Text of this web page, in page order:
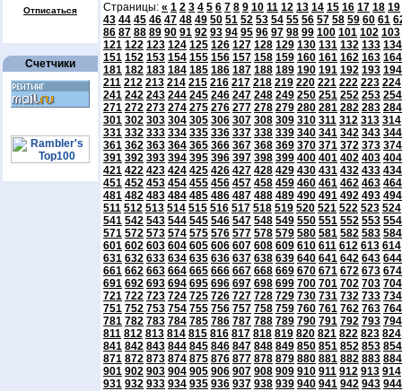
Отписаться
Счетчики
Страницы: « 1 2 3 4 5 6 7 8 9 10 11 12 13 14 15 16 17 18 19
43 44 45 46 47 48 49 50 51 52 53 54 55 56 57 58 59 60 61
86 87 88 89 90 91 92 93 94 95 96 97 98 99 100 101 102 103
121 122 123 124 125 126 127 128 129 130 131 132 133 134
151 152 153 154 155 156 157 158 159 160 161 162 163 164
181 182 183 184 185 186 187 188 189 190 191 192 193 194
211 212 213 214 215 216 217 218 219 220 221 222 223 224
241 242 243 244 245 246 247 248 249 250 251 252 253 254
271 272 273 274 275 276 277 278 279 280 281 282 283 284
301 302 303 304 305 306 307 308 309 310 311 312 313 314
331 332 333 334 335 336 337 338 339 340 341 342 343 344
361 362 363 364 365 366 367 368 369 370 371 372 373 374
391 392 393 394 395 396 397 398 399 400 401 402 403 404
421 422 423 424 425 426 427 428 429 430 431 432 433 434
451 452 453 454 455 456 457 458 459 460 461 462 463 464
481 482 483 484 485 486 487 488 489 490 491 492 493 494
511 512 513 514 515 516 517 518 519 520 521 522 523 524
541 542 543 544 545 546 547 548 549 550 551 552 553 554
571 572 573 574 575 576 577 578 579 580 581 582 583 584
601 602 603 604 605 606 607 608 609 610 611 612 613 614
631 632 633 634 635 636 637 638 639 640 641 642 643 644
661 662 663 664 665 666 667 668 669 670 671 672 673 674
691 692 693 694 695 696 697 698 699 700 701 702 703 704
721 722 723 724 725 726 727 728 729 730 731 732 733 734
751 752 753 754 755 756 757 758 759 760 761 762 763 764
781 782 783 784 785 786 787 788 789 790 791 792 793 794
811 812 813 814 815 816 817 818 819 820 821 822 823 824
841 842 843 844 845 846 847 848 849 850 851 852 853 854
871 872 873 874 875 876 877 878 879 880 881 882 883 884
901 902 903 904 905 906 907 908 909 910 911 912 913 914
931 932 933 934 935 936 937 938 939 940 941 942 943 944